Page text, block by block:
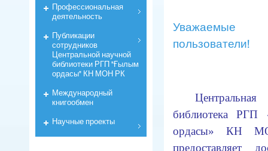
Уважаемые
пользователи!
Центральная
библиотека РГП
ордасы» КН
предоставляет
Профессиональная
деятельность
Публикации
сотрудников
Центральной научной
библиотеки РГП "Ғылым
ордасы" КН МОН РК
Международный
книгообмен
Научные проекты